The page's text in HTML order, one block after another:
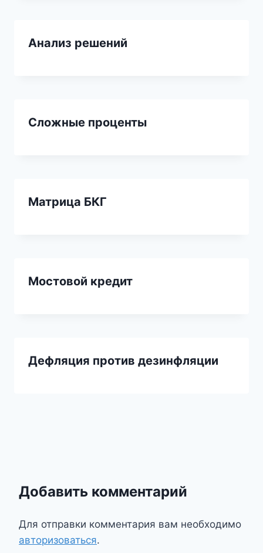
Анализ решений
Сложные проценты
Матрица БКГ
Мостовой кредит
Дефляция против дезинфляции
Добавить комментарий
Для отправки комментария вам необходимо
авторизоваться.